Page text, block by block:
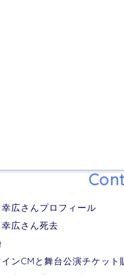
広さんプロフィール
広さん死去
ンCMと舞台公演チケット